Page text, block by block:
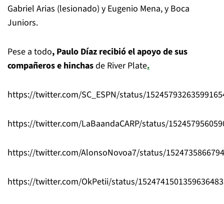
Gabriel Arias (lesionado) y Eugenio Mena, y Boca
Juniors.
Pese a todo, Paulo Díaz recibió el apoyo de sus
compañeros e hinchasde River Plate.
https://twitter.com/SC_ESPN/status/
https://twitter.com/LaBaandaCARP/status/
https://twitter.com/AlonsoNovoa7/status/
https://twitter.com/OkPetii/status/1524741501359636483